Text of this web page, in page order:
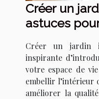
Créer un
astuces
Créer un jardin
inspirante
votre espace de
embellir l’intérieur
améliorer la